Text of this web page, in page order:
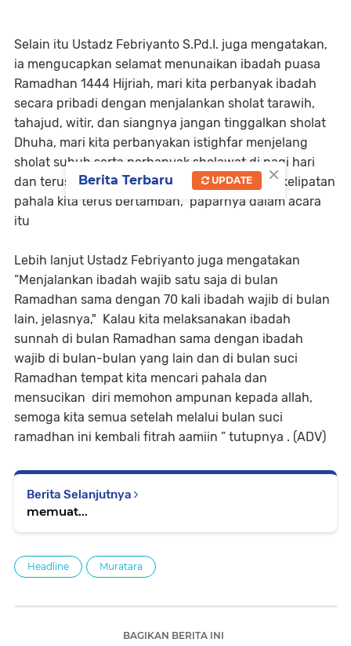
Selain itu Ustadz Febriyanto S.Pd.I. juga mengatakan,
ia mengucapkan selamat menunaikan ibadah puasa
Ramadhan 1444 Hijriah, mari kita perbanyak ibadah
secara pribadi dengan menjalankan sholat tarawih,
tahajud, witir, dan siangnya jangan tinggalkan sholat
Dhuha, mari kita perbanyakan istighfar menjelang
sholat subuh serta perbanyak sholawat di pagi hari
dan teruslah berpuasa, Insya Allah kelipatan-kelipatan
pahala kita terus bertambah,” paparnya dalam acara
itu
Lebih lanjut Ustadz Febriyanto juga mengatakan
“Menjalankan ibadah wajib satu saja di bulan
Ramadhan sama dengan 70 kali ibadah wajib di bulan
lain, jelasnya," Kalau kita melaksanakan ibadah
sunnah di bulan Ramadhan sama dengan ibadah
wajib di bulan-bulan yang lain dan di bulan suci
Ramadhan tempat kita mencari pahala dan
mensucikan diri memohon ampunan kepada allah,
semoga kita semua setelah melalui bulan suci
ramadhan ini kembali fitrah aamiin ” tutupnya . (ADV)
Berita Selanjutnya
memuat...
Headline Muratara
BAGIKAN BERITA INI
×
Berita Terbaru UPDATE